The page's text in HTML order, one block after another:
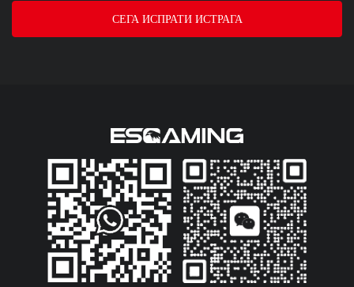
СЕГА ИСПРАТИ ИСТРАГА